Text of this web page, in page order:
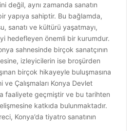
değil, aynı zamanda sanatın
yapıya sahiptir. Bu bağlamda,
sanatı ve kültürü yaşatmayı,
hedefleyen önemli bir kurumdur.
sahnesinde birçok sanatçının
izleyicilerin ise broşürden
birçok hikayeyle buluşmasına
ve Çalışmaları Konya Devlet
faaliyete geçmiştir ve bu tarihten
katkıda bulunmaktadır.
Konya’da tiyatro sanatının